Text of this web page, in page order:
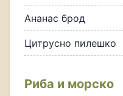
Ананас брод
Цитрусно пилешко
Риба и морско